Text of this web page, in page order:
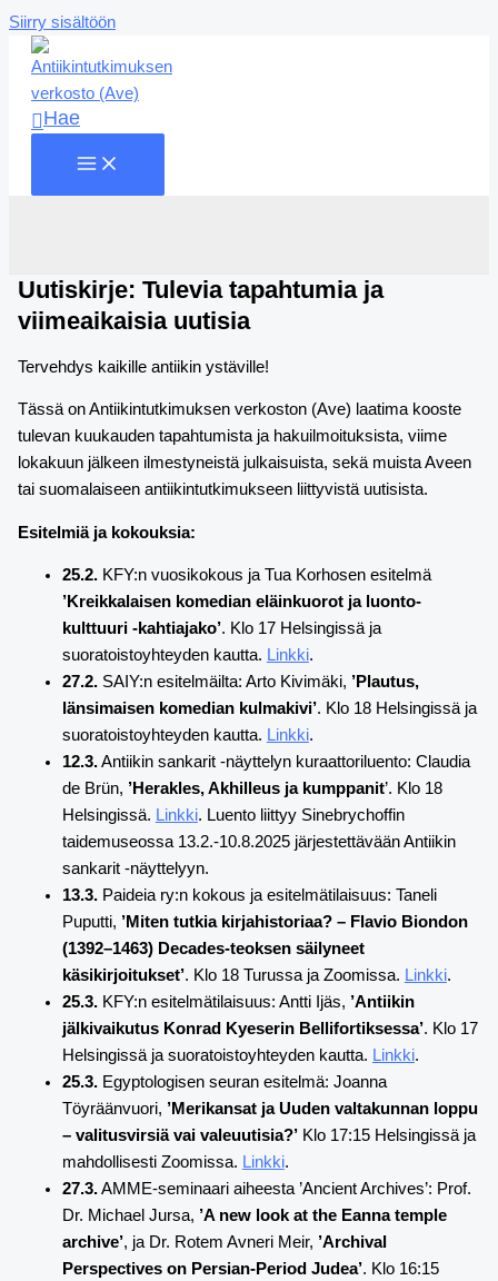
Siirry sisältöön
Hae
Uutiskirje: Tulevia tapahtumia ja
viimeaikaisia uutisia
Tervehdys kaikille antiikin ystäville!
Tässä on Antiikintutkimuksen verkoston (Ave) laatima kooste
tulevan kuukauden tapahtumista ja hakuilmoituksista, viime
lokakuun jälkeen ilmestyneistä julkaisuista, sekä muista Aveen
tai suomalaiseen antiikintutkimukseen liittyvistä uutisista.
Esitelmiä ja kokouksia:
25.2.KFY:n vuosikokous ja Tua Korhosen esitelmä
’Kreikkalaisen komedian eläinkuorot ja luonto-
kulttuuri -kahtiajako’. Klo 17 Helsingissä ja
suoratoistoyhteyden kautta. Linkki.
27.2.SAIY:n esitelmäilta: Arto Kivimäki, ’Plautus,
länsimaisen komedian kulmakivi’. Klo 18 Helsingissä ja
suoratoistoyhteyden kautta. Linkki.
12.3.Antiikin sankarit -näyttelyn kuraattoriluento: Claudia
de Brün, ’Herakles, Akhilleus ja kumppanit’. Klo 18
Helsingissä. Linkki. Luento liittyy Sinebrychoffin
taidemuseossa 13.2.-10.8.2025 järjestettävään Antiikin
sankarit -näyttelyyn.
13.3.Paideia ry:n kokous ja esitelmätilaisuus: Taneli
Puputti, ’Miten tutkia kirjahistoriaa? – Flavio Biondon
(1392–1463) Decades-teoksen säilyneet
käsikirjoitukset’. Klo 18 Turussa ja Zoomissa. Linkki.
25.3.KFY:n esitelmätilaisuus: Antti Ijäs, ’Antiikin
jälkivaikutus Konrad Kyeserin Bellifortiksessa’. Klo 17
Helsingissä ja suoratoistoyhteyden kautta. Linkki.
25.3.Egyptologisen seuran esitelmä: Joanna
Töyräänvuori, ’Merikansat ja Uuden valtakunnan loppu
– valitusvirsiä vai valeuutisia?’Klo 17:15 Helsingissä ja
mahdollisesti Zoomissa. Linkki.
27.3.AMME-seminaari aiheesta ’Ancient Archives’: Prof.
Dr. Michael Jursa, ’A new look at the Eanna temple
archive’, ja Dr. Rotem Avneri Meir, ’Archival
Perspectives on Persian-Period Judea’. Klo 16:15